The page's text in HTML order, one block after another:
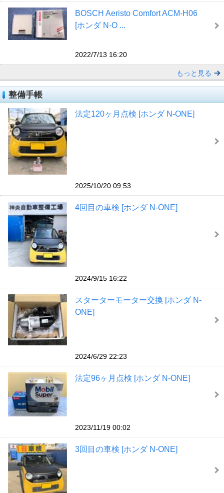
BOSCH Aeristo Comfort ACM-H06
[ホンダ N-O ...
2022/7/13 16:20
もっと見る
整備手帳
法定120ヶ月点検 [ホンダ N-ONE]
2025/10/20 09:53
4回目の車検 [ホンダ N-ONE]
2024/9/15 16:22
スターターモーター交換 [ホンダ N-
ONE]
2024/6/29 22:23
法定96ヶ月点検 [ホンダ N-ONE]
2023/11/19 00:02
3回目の車検 [ホンダ N-ONE]